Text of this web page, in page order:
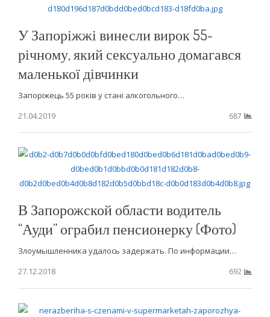
У Запоріжжі винесли вирок 55-
річному, який сексуально домагався
маленької дівчинки
Запоріжець 55 років у стані алкогольного…
21.04.2019
687
В Запорожской области водитель
“Ауди” ограбил пенсионерку (Фото)
Злоумышленника удалось задержать. По информации…
27.12.2018
692